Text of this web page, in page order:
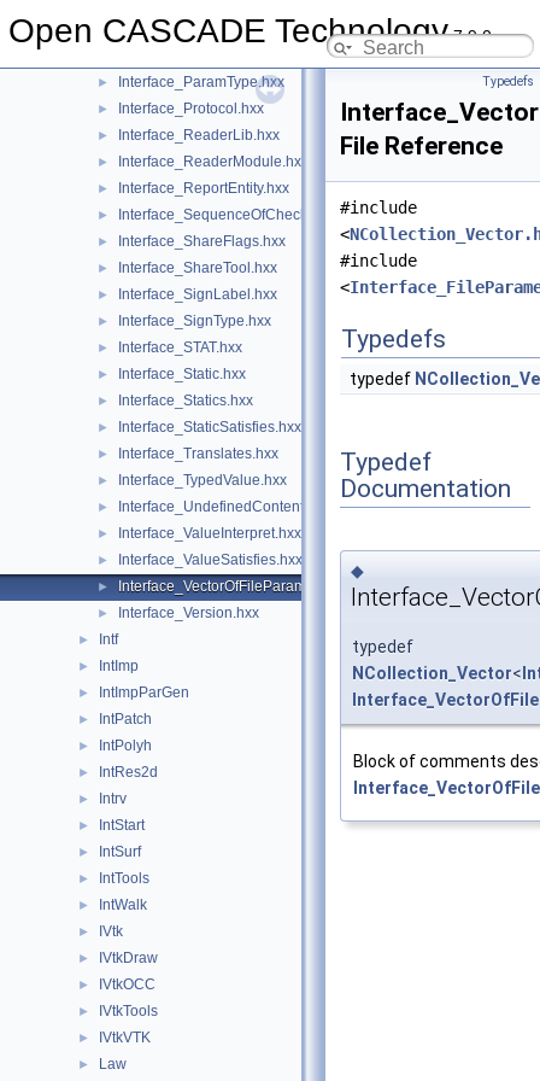
Open CASCADE Technology7.9.0
► Interface_ParamList.hxx
► Interface_ParamType.hxx
► Interface_Protocol.hxx
► Interface_ReaderLib.hxx
► Interface_ReaderModule.hxx
► Interface_ReportEntity.hxx
► Interface_SequenceOfCheck.hxx
► Interface_ShareFlags.hxx
► Interface_ShareTool.hxx
► Interface_SignLabel.hxx
► Interface_SignType.hxx
► Interface_STAT.hxx
► Interface_Static.hxx
► Interface_Statics.hxx
► Interface_StaticSatisfies.hxx
► Interface_Translates.hxx
► Interface_TypedValue.hxx
► Interface_UndefinedContent.hxx
► Interface_ValueInterpret.hxx
► Interface_ValueSatisfies.hxx
► Interface_VectorOfFileParameter.hxx
► Interface_Version.hxx
► Intf
► IntImp
► IntImpParGen
► IntPatch
► IntPolyh
► IntRes2d
► Intrv
► IntStart
► IntSurf
► IntTools
► IntWalk
► IVtk
► IVtkDraw
► IVtkOCC
► IVtkTools
► IVtkVTK
► Law
Typedefs
File Reference
#include
<
#include
<
Typedefs
typedef
Typedef
Documentation
◆
typedef
NCollection_Vector<
Block of comments